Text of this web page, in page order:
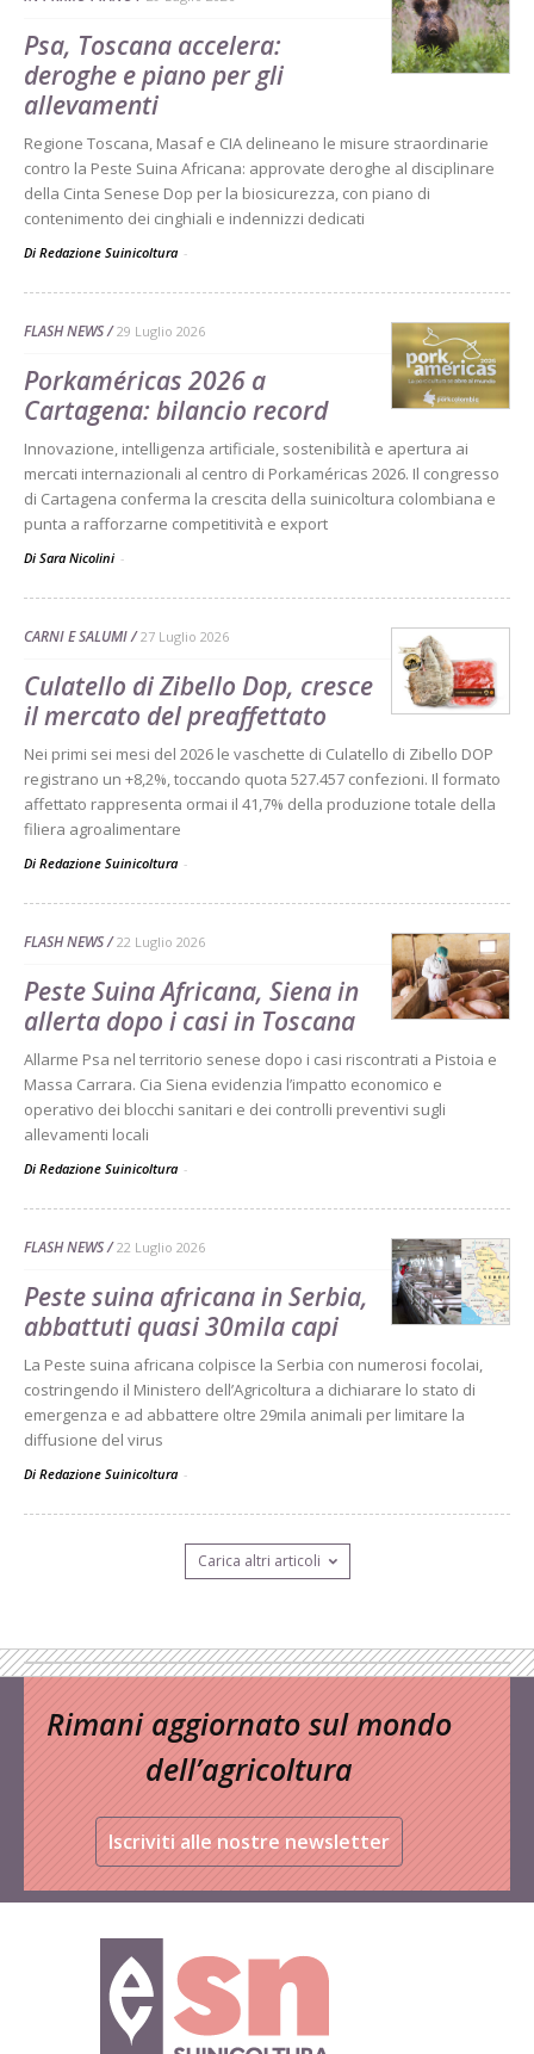
Psa, Toscana accelera:
deroghe e piano per gli
allevamenti
Regione Toscana, Masaf e CIA delineano le misure straordinarie
contro la Peste Suina Africana: approvate deroghe al disciplinare
della Cinta Senese Dop per la biosicurezza, con piano di
contenimento dei cinghiali e indennizzi dedicati
Di Redazione Suinicoltura -
FLASH NEWS 29 Luglio 2026
Porkaméricas 2026 a
Cartagena: bilancio record
Innovazione, intelligenza artificiale, sostenibilità e apertura ai
mercati internazionali al centro di Porkaméricas 2026. Il congresso
di Cartagena conferma la crescita della suinicoltura colombiana e
punta a rafforzarne competitività e export
Di Sara Nicolini -
CARNI E SALUMI 27 Luglio 2026
Culatello di Zibello Dop, cresce
il mercato del preaffettato
Nei primi sei mesi del 2026 le vaschette di Culatello di Zibello DOP
registrano un +8,2%, toccando quota 527.457 confezioni. Il formato
affettato rappresenta ormai il 41,7% della produzione totale della
filiera agroalimentare
Di Redazione Suinicoltura -
FLASH NEWS 22 Luglio 2026
Peste Suina Africana, Siena in
allerta dopo i casi in Toscana
Allarme Psa nel territorio senese dopo i casi riscontrati a Pistoia e
Massa Carrara. Cia Siena evidenzia l’impatto economico e
operativo dei blocchi sanitari e dei controlli preventivi sugli
allevamenti locali
Di Redazione Suinicoltura -
FLASH NEWS 22 Luglio 2026
Peste suina africana in Serbia,
abbattuti quasi 30mila capi
La Peste suina africana colpisce la Serbia con numerosi focolai,
costringendo il Ministero dell’Agricoltura a dichiarare lo stato di
emergenza e ad abbattere oltre 29mila animali per limitare la
diffusione del virus
Di Redazione Suinicoltura -
Carica altri articoli
Rimani aggiornato sul mondo
dell’agricoltura
Iscriviti alle nostre newsletter